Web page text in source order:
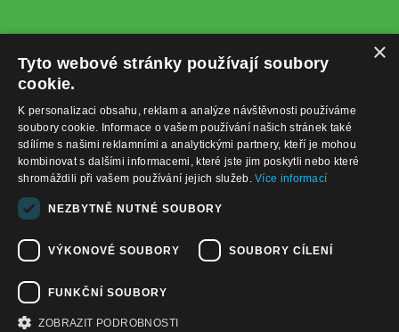
+420732122225
obchod@baterie-nabijecka.cz
Navigace
Úvodní strana
Nákupní košík
×
Tyto webové stránky používají soubory
cookie.
K personalizaci obsahu, reklam a analýze návštěvnosti používáme
soubory cookie. Informace o vašem používání našich stránek také
sdílíme s našimi reklamními a analytickými partnery, kteří je mohou
kombinovat s dalšími informacemi, které jste jim poskytli nebo které
shromáždili při vašem používání jejich služeb.Více informací
NEZBYTNĚ NUTNÉ SOUBORY
VÝKONOVÉ SOUBORY SOUBORY CÍLENÍ
FUNKČNÍ SOUBORY
ZOBRAZIT PODROBNOSTI